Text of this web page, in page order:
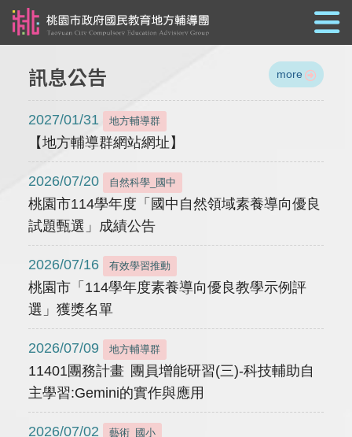
訊息公告 more
2027/01/31 地方輔導群
【地方輔導群網站網址】
2026/07/20 自然科學_國中
桃園市114學年度「國中自然領域素養導向優良
試題甄選」成績公告
2026/07/16 有效學習推動
桃園市「114學年度素養導向優良教學示例評
選」獲獎名單
2026/07/09 地方輔導群
11401團務計畫 團員增能研習(三)-科技輔助自
主學習:Gemini的實作與應用
2026/07/02 藝術_國小